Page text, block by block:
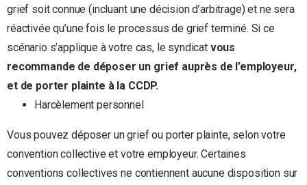
grief soit connue (incluant une décision d’arbitrage) et ne sera
réactivée qu’une fois le processus de grief terminé. Si ce
scénario s’applique à votre cas, le syndicat vous
recommande de déposer un grief auprès de l’employeur,
et de porter plainte à la CCDP.
Harcèlement personnel
Vous pouvez déposer un grief ou porter plainte, selon votre
convention collective et votre employeur. Certaines
conventions collectives ne contiennent aucune disposition sur